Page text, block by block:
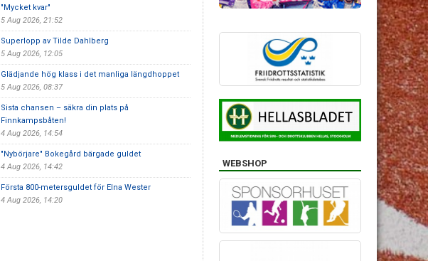
"Mycket kvar"
5 Aug 2026, 21:52
Superlopp av Tilde Dahlberg
5 Aug 2026, 12:05
Glädjande hög klass i det manliga längdhoppet
5 Aug 2026, 08:37
Sista chansen – säkra din plats på
Finnkampsbåten!
4 Aug 2026, 14:54
"Nybörjare" Bokegård bärgade guldet
4 Aug 2026, 14:42
Första 800-metersguldet för Elna Wester
4 Aug 2026, 14:20
WEBSHOP